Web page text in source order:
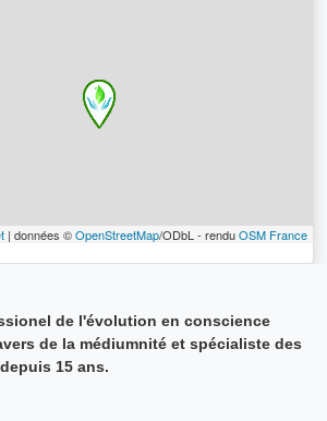
| données ©OpenStreetMap/ODbL - renduOSM France
de l'évolution en conscience
de la médiumnité et spécialiste des
15 ans.